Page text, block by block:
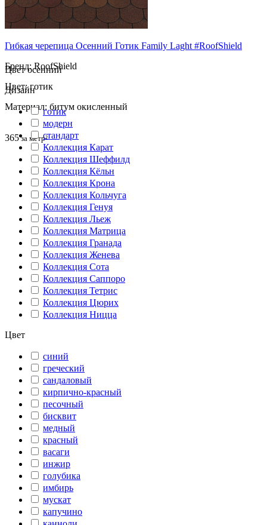
Гибкая черепица Осенний Готик Family Laght #RoofShield
Бренд: RoofShield
Цвет: готик
Материал: битум окисленный
365за метр²
Цвет осенний
Дизайн
готик
модерн
cтандарт
Коллекция Карат
Коллекция Шеффилд
Коллекция Кёльн
Коллекция Крона
Коллекция Кольчуга
Коллекция Генуя
Коллекция Льеж
Коллекция Матрица
Коллекция Гранада
Коллекция Женева
Коллекция Сота
Коллекция Саппоро
Коллекция Тетрис
Коллекция Цюрих
Коллекция Ницца
Цвет
синий
греческий
сандаловый
кирпично-красный
песочный
бисквит
медный
красный
васаги
инжир
голубика
имбирь
мускат
капучино